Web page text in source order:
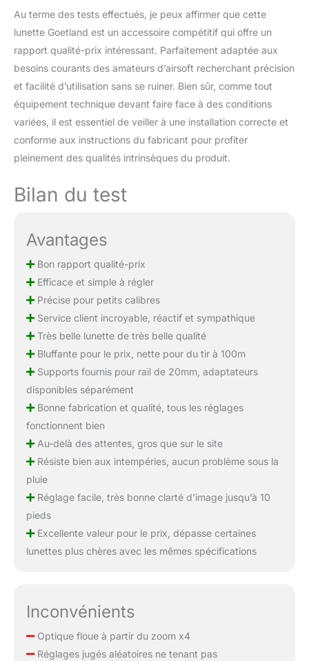
Au terme des tests effectués, je peux affirmer que cette
lunette Goetland est un accessoire compétitif qui offre un
rapport qualité-prix intéressant. Parfaitement adaptée aux
besoins courants des amateurs d’airsoft recherchant précision
et facilité d’utilisation sans se ruiner. Bien sûr, comme tout
équipement technique devant faire face à des conditions
variées, il est essentiel de veiller à une installation correcte et
conforme aux instructions du fabricant pour profiter
pleinement des qualités intrinsèques du produit.
Bilan du test
Avantages
Bon rapport qualité-prix
Efficace et simple à régler
Précise pour petits calibres
Service client incroyable, réactif et sympathique
Très belle lunette de très belle qualité
Bluffante pour le prix, nette pour du tir à 100m
Supports fournis pour rail de 20mm, adaptateurs
disponibles séparément
Bonne fabrication et qualité, tous les réglages
fonctionnent bien
Au-delà des attentes, gros que sur le site
Résiste bien aux intempéries, aucun problème sous la
pluie
Réglage facile, très bonne clarté d’image jusqu’à 10
pieds
Excellente valeur pour le prix, dépasse certaines
lunettes plus chères avec les mêmes spécifications
Inconvénients
Optique floue à partir du zoom x4
Réglages jugés aléatoires ne tenant pas